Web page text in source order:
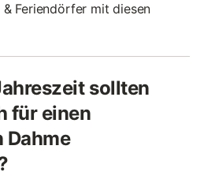
Feriendörfer mit diesen
sollten
für einen